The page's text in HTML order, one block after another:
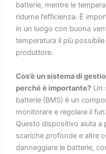
batterie, mentre le
ridurne l’efficienza. È
in un luogo con buona
temperatura il più
produttore.
Cos’è un sistema di
perché è importante? Un
batterie (BMS) è un
monitorare e regolare il
Questo dispositivo aiuta a
scariche profonde e altre
danneggiare le batterie,